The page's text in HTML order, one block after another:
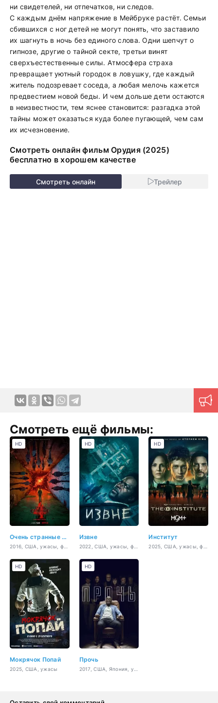
ни свидетелей, ни отпечатков, ни следов.
С каждым днём напряжение в Мейбруке растёт. Семьи
сбившихся с ног детей не могут понять, что заставило
их шагнуть в ночь без единого слова. Одни шепчут о
гипнозе, другие о тайной секте, третьи винят
сверхъестественные силы. Атмосфера страха
превращает уютный городок в ловушку, где каждый
житель подозревает соседа, а любая мелочь кажется
предвестием новой беды. И чем дольше дети остаются
в неизвестности, тем яснее становится: разгадка этой
тайны может оказаться куда более пугающей, чем сам
их исчезновение.
Смотреть онлайн фильм Орудия (2025)
бесплатно в хорошем качестве
Смотреть онлайн Трейлер
Смотреть ещё фильмы:
Очень странные дела
HD
Извне
2022, США, ужасы, фантастика, триллер, драма, детектив
HD
Институт
HD
Мокрячок Попай
2025, США, ужасы
HD
Прочь
HD